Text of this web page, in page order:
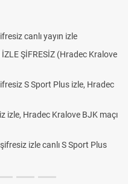
canlı yayın izle
ŞİFRESİZ (Hradec Kralove
S Sport Plus izle, Hradec
izle, Hradec Kralove BJK maçı
izle canlı S Sport Plus